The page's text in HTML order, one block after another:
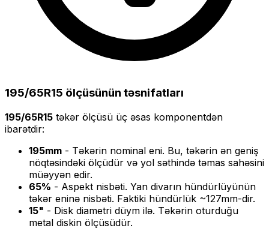
195/65R15 ölçüsünün təsnifatları
195/65R15 təkər ölçüsü üç əsas komponentdən
ibarətdir:
195mm - Təkərin nominal eni. Bu, təkərin ən geniş
nöqtəsindəki ölçüdür və yol səthində təmas sahəsini
müəyyən edir.
65% - Aspekt nisbəti. Yan divarın hündürlüyünün
təkər eninə nisbəti. Faktiki hündürlük ~127mm-dir.
15" - Disk diametri düym ilə. Təkərin oturduğu
metal diskin ölçüsüdür.